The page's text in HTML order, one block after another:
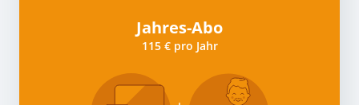
Jahres-Abo
115 € pro Jahr